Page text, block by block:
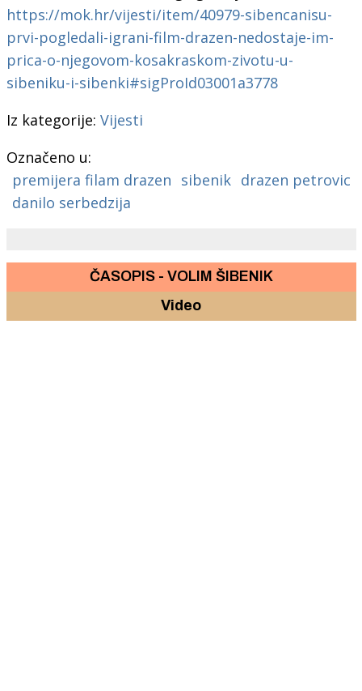
https://mok.hr/vijesti/item/40979-sibencanisu-
prvi-pogledali-igrani-film-drazen-nedostaje-im-
prica-o-njegovom-kosakraskom-zivotu-u-
sibeniku-i-sibenki#sigProId03001a3778
Iz kategorije: Vijesti
Označeno u:
premijera filam drazen sibenik drazen petrovic
danilo serbedzija
ČASOPIS - VOLIM ŠIBENIK
Video